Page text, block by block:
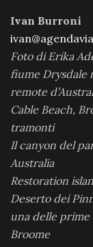
Ivan Burroni
Foto di Erika
fiume Drysdale
remote
Cable Beach,
tramonti
Il canyon del
Australia
Restoration
Deserto dei
una delle
Broome